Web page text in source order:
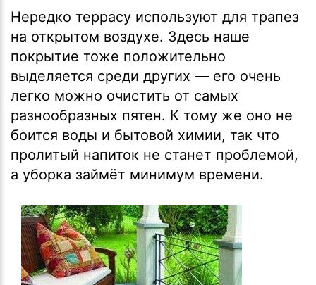
Нередко террасу используют для трапез
на открытом воздухе. Здесь наше
покрытие тоже положительно
выделяется среди других — его очень
легко можно очистить от самых
разнообразных пятен. К тому же оно не
боится воды и бытовой химии, так что
пролитый напиток не станет проблемой,
а уборка займёт минимум времени.